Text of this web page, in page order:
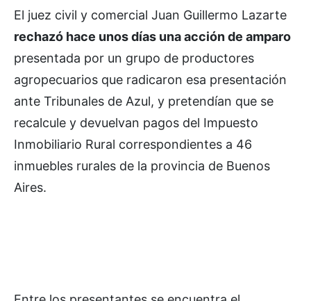
El juez civil y comercial Juan Guillermo Lazarte
rechazó hace unos días una acción de amparo
presentada por un grupo de productores
agropecuarios que radicaron esa presentación
ante Tribunales de Azul, y pretendían que se
recalcule y devuelvan pagos del Impuesto
Inmobiliario Rural correspondientes a 46
inmuebles rurales de la provincia de Buenos
Aires.